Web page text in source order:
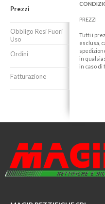
Prezzi
Obbligo Resi Fuori
Uso
Ordini
Fatturazione
PREZZI
Tutti i
esclusa,
in
in caso di